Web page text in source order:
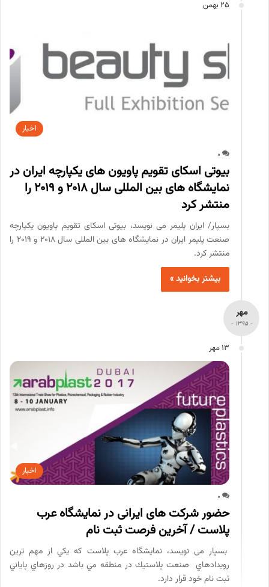
25 بهمن
اخبار
0
بیوتی اسکای تقویم پاویون های یکپارچه ایران در
نمایشگاه های بین المللی سال 2018 و 2019 را
منتشر کرد
بسپار/ ایران پلیمر می نویسد، بیوتی اسکای تقویم پاویون یکپارچه
صنعت پلیمر ایران در نمایشگاه های بین المللی سال 2018 و 2019 را
منتشر کرد.
بیشتر بخوانید »
مهر
- 1395 -
13 مهر
اخبار
0
حضور شرکت های ایرانی در نمایشگاه عرب
پلاست / آخرین فرصت ثبت نام
بسپار می نویسد، نمايشگاه عرب پلاست كه يكي از مهم ترين
رويدادهاي صنعت پلاستيك در منطقه مي باشد در روزهاي پاياني
ثبت نام خود قرار دارد.